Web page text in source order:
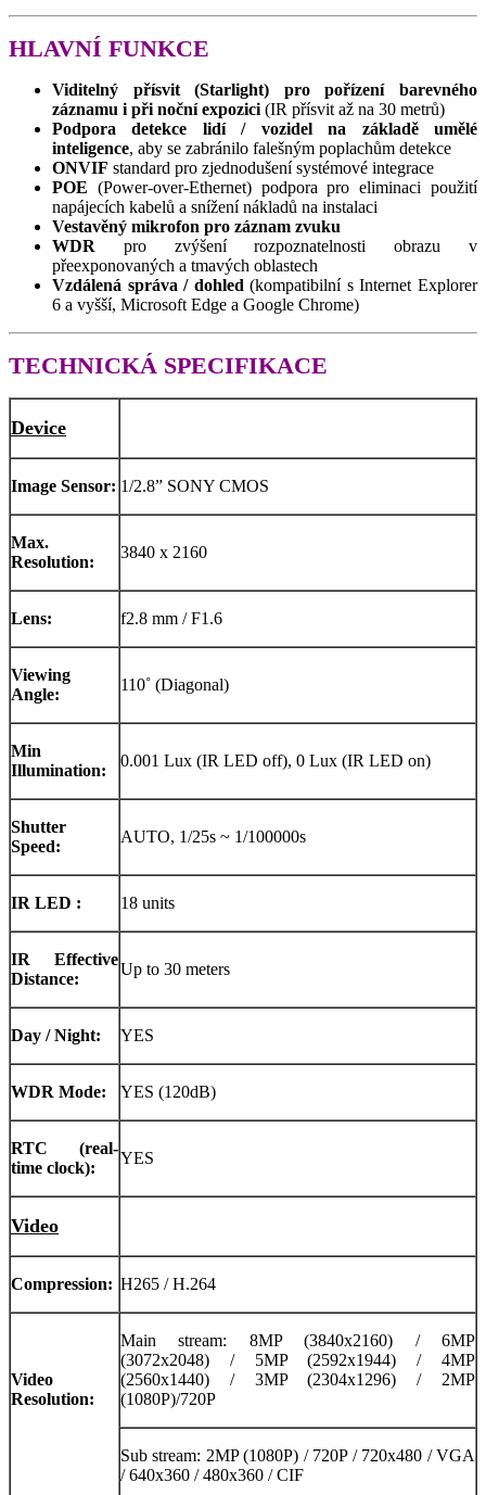
HLAVNÍ FUNKCE
Viditelný přísvit (Starlight) pro pořízení barevného
záznamu i při noční expozici (IR přísvit až na 30 metrů)
Podpora detekce lidí / vozidel na základě umělé
inteligence, aby se zabránilo falešným poplachům detekce
ONVIF standard pro zjednodušení systémové integrace
POE (Power-over-Ethernet) podpora pro eliminaci použití
napájecích kabelů a snížení nákladů na instalaci
Vestavěný mikrofon pro záznam zvuku
WDR pro zvýšení rozpoznatelnosti obrazu v
přeexponovaných a tmavých oblastech
Vzdálená správa / dohled (kompatibilní s Internet Explorer
6 a vyšší, Microsoft Edge a Google Chrome)
TECHNICKÁ SPECIFIKACE
Device
Image Sensor: 1/2.8” SONY CMOS
Max.
Resolution:
3840 x 2160
Lens: f2.8 mm / F1.6
Viewing
Angle:
110˚ (Diagonal)
Min
Illumination:
0.001 Lux (IR LED off), 0 Lux (IR LED on)
Shutter
Speed:
AUTO, 1/25s ~ 1/100000s
IR LED : 18 units
IR Effective
Distance:
Up to 30 meters
Day / Night: YES
WDR Mode: YES (120dB)
RTC (real-
time clock):
YES
Video
Compression: H265 / H.264
Video
Resolution:
Main stream: 8MP (3840x2160) / 6MP
(3072x2048) / 5MP (2592x1944) / 4MP
(2560x1440) / 3MP (2304x1296) / 2MP
(1080P)/720P
Sub stream: 2MP (1080P) / 720P / 720x480 / VGA
/ 640x360 / 480x360 / CIF